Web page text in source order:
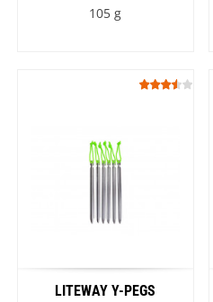
105 g
LITEWAY Y-PEGS